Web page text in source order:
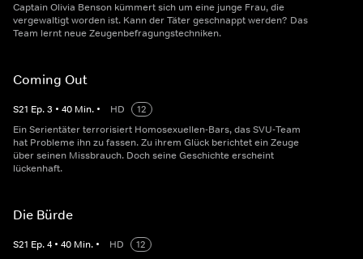
Captain Olivia Benson kümmert sich um eine junge Frau, die
vergewaltigt worden ist. Kann der Täter geschnappt werden? Das
Team lernt neue Zeugenbefragungstechniken.
Coming Out
S21 Ep.3 • 40 Min. • HD
12
Ein Serientäter terrorisiert Homosexuellen-Bars, das SVU-Team
hat Probleme ihn zu fassen. Zu ihrem Glück berichtet ein Zeuge
über seinen Missbrauch. Doch seine Geschichte erscheint
lückenhaft.
Die Bürde
S21 Ep.4 • 40 Min. • HD
12